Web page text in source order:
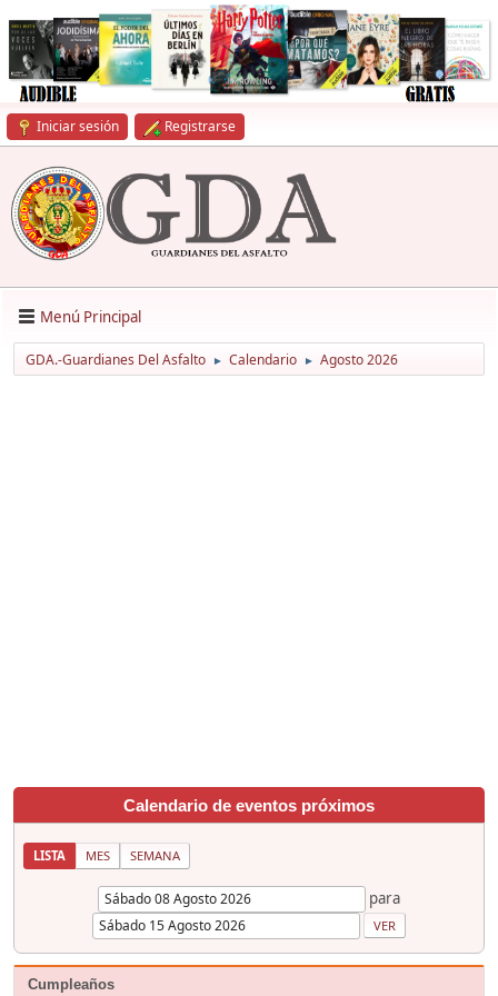
Iniciar sesión Registrarse
Menú Principal
GDA.-Guardianes Del Asfalto ► Calendario ► Agosto 2026
Calendario de eventos próximos
LISTA MES SEMANA
para
Cumpleaños